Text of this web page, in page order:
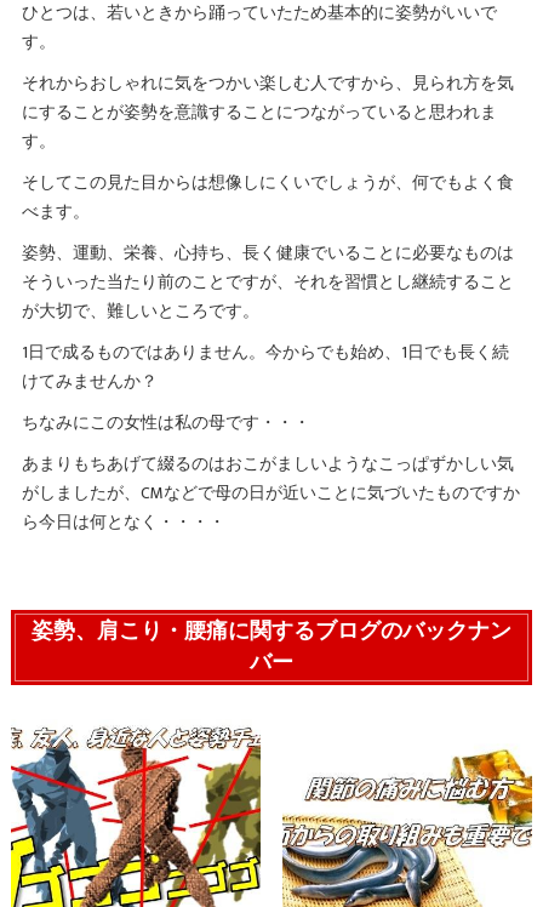
ひとつは、若いときから踊っていたため基本的に姿勢がいいで
す。
それからおしゃれに気をつかい楽しむ人ですから、見られ方を気
にすることが姿勢を意識することにつながっていると思われま
す。
そしてこの見た目からは想像しにくいでしょうが、何でもよく食
べます。
姿勢、運動、栄養、心持ち、長く健康でいることに必要なものは
そういった当たり前のことですが、それを習慣とし継続すること
が大切で、難しいところです。
1日で成るものではありません。今からでも始め、1日でも長く続
けてみませんか？
ちなみにこの女性は私の母です・・・
あまりもちあげて綴るのはおこがましいようなこっぱずかしい気
がしましたが、CMなどで母の日が近いことに気づいたものですか
ら今日は何となく・・・・
姿勢、肩こり・腰痛に関するブログのバックナン
バー